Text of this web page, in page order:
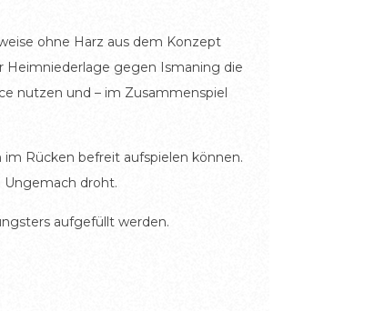
ohne Harz aus dem Konzept
Heimniederlage gegen Ismaning die
nutzen und – im Zusammenspiel
Rücken befreit aufspielen können.
Ungemach droht.
aufgefüllt werden.